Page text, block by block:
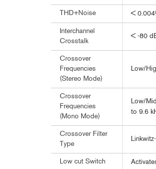
THD+Noise <
Interchannel
Crosstalk
< -80
Crossover
Frequencies
(Stereo Mode)
Low/
Crossover
Frequencies
(Mono Mode)
Low/
to 9.6
Crossover Filter
Type
Low cut Switch